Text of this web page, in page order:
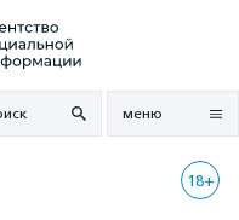
меню
18+